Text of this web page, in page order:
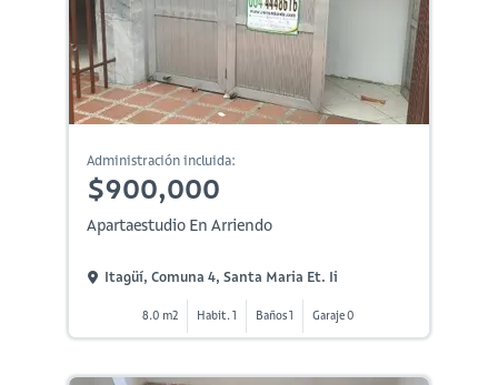
Administración incluida:
$900,000
Apartaestudio En Arriendo
Itagüí, Comuna 4, Santa Maria Et. Ii
8.0 m2 Habit. 1 Baños 1 Garaje 0